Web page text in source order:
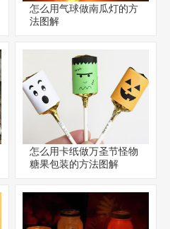
怎么用气球做南瓜灯的方
法图解
怎么用卡纸做万圣节怪物
糖果包装的方法图解